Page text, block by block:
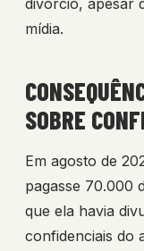
divórcio, apesar
mídia.
SOBRE
Em agosto de
pagasse 70.000
que ela havia
confidenciais do